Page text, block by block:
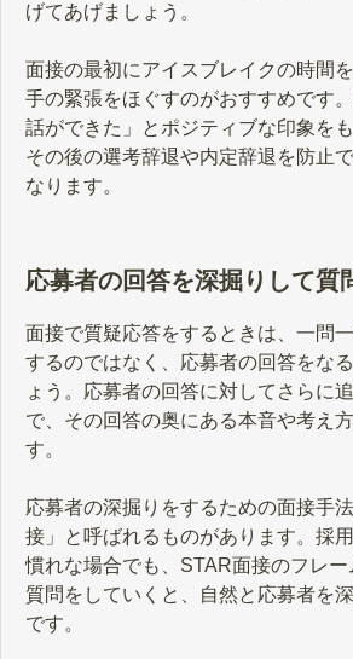
げてあげましょう。
面接の最初にアイスブレイクの時間
手の緊張をほぐすのがおすすめです
話ができた」とポジティブな印象を
その後の選考辞退や内定辞退を防止
なります。
応募者の回答を深掘りして質
面接で質疑応答をするときは、一問
するのではなく、応募者の回答をな
ょう。応募者の回答に対してさらに
で、その回答の奥にある本音や考え
す。
応募者の深掘りをするための面接手
接」と呼ばれるものがあります。採
慣れな場合でも、STAR面接のフレ
質問をしていくと、自然と応募者を
です。